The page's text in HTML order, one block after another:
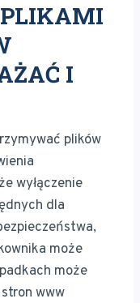
I
plików
wyłączenie
dla
może
może
www